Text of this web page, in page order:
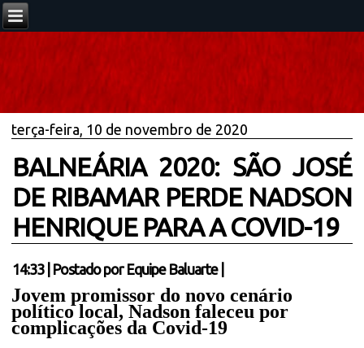
terça-feira, 10 de novembro de 2020
BALNEÁRIA 2020: SÃO JOSÉ
DE RIBAMAR PERDE NADSON
HENRIQUE PARA A COVID-19
14:33| Postado por Equipe Baluarte
Jovem promissor do novo cenário
político local, Nadson faleceu por
complicações da Covid-19